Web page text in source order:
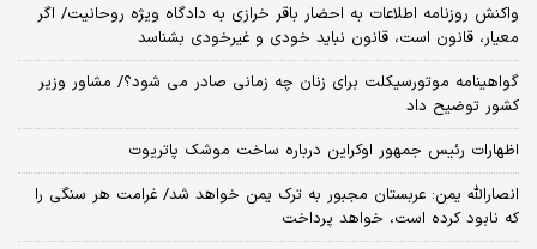
واکنش روزنامه اطلاعات به احضار باقر خرازی به دادگاه ویژه روحانیت/ اگر
معیار، قانون است، قانون نباید خودی و غیرخودی بشناسد
گواهینامه موتورسیکلت برای زنان چه زمانی صادر می شود؟/ مشاور وزیر
کشور توضیح داد
اظهارات رئیس جمهور اوکراین درباره ساخت موشک پاتریوت
انصارالله یمن: عربستان مجبور به ترک یمن خواهد شد/ غرامت هر سنگی را
که نابود کرده است، خواهد پرداخت